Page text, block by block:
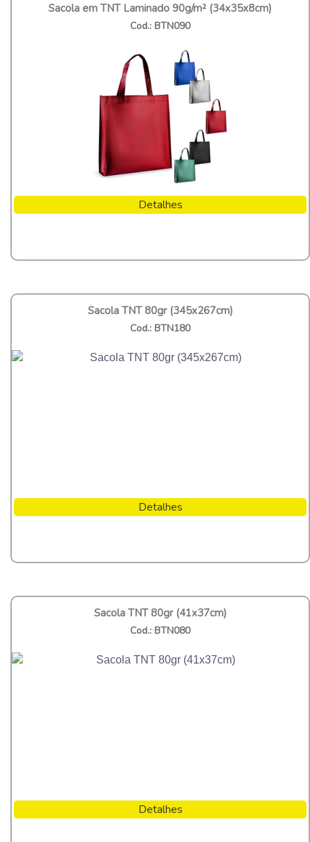
Sacola em TNT Laminado 90g/m² (34x35x8cm)
Cod.: BTN090
Detalhes
Sacola TNT 80gr (345x267cm)
Cod.: BTN180
Detalhes
Sacola TNT 80gr (41x37cm)
Cod.: BTN080
Detalhes